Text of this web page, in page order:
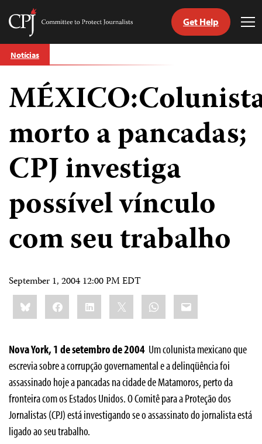
Skip
to
Committee
Journalists
Get Help
Notícias
morto a pancadas;
CPJ investiga
possível vínculo
com seu trabalho
September 1, 2004 12:00 PM EDT
Share
this:BlueskyFacebookLinkedIn WhatsApp
Email
Nova York, 1 de setembro de 2004 ­ Um colunista mexicano que
escrevia sobre a corrupção governamental e a delinqüência foi
assassinado hoje a pancadas na cidade de Matamoros, perto da
fronteira com os Estados Unidos. O Comitê para a Proteção dos
Jornalistas (CPJ) está investigando se o assassinato do jornalista está
ligado ao seu trabalho.